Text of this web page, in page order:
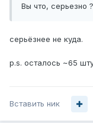
Вы что, серьезно
серьёзнее не куда.
p.s. осталось ~65
Вставить ник